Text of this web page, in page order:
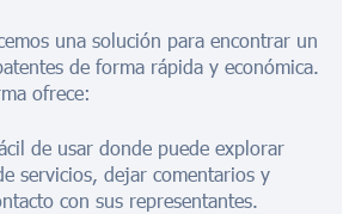
una solución para encontrar un
de forma rápida y económica.
ofrece:
de usar donde puede explorar
servicios, dejar comentarios y
con sus representantes.